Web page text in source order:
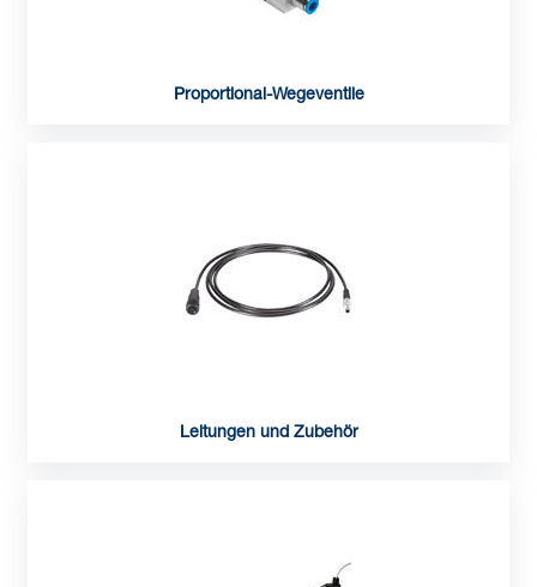
Proportional-Wegeventile
Leitungen und Zubehör